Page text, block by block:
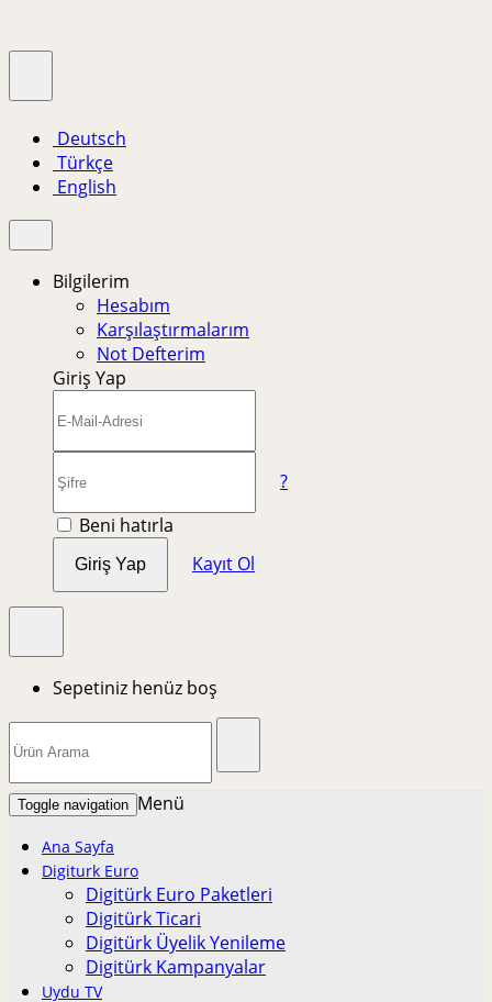
Deutsch
Türkçe
English
Bilgilerim
Hesabım
Karşılaştırmalarım
Not Defterim
Giriş Yap
?
Beni hatırla
Giriş Yap Kayıt Ol
Sepetiniz henüz boş
Toggle navigation Menü
Ana Sayfa
Digiturk Euro
Digitürk Euro Paketleri
Digitürk Ticari
Digitürk Üyelik Yenileme
Digitürk Kampanyalar
Uydu TV